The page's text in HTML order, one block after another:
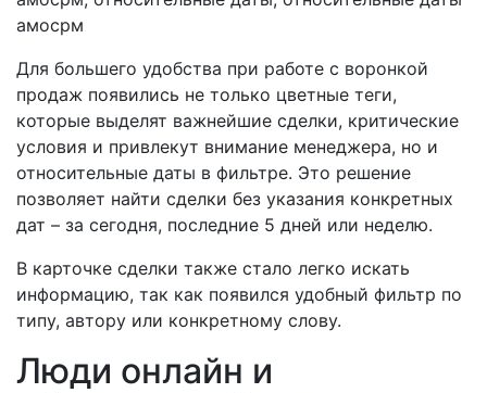
Для большего удобства при работе с воронкой
продаж появились не только цветные теги,
которые выделят важнейшие сделки, критические
условия и привлекут внимание менеджера, но и
относительные даты в фильтре. Это решение
позволяет найти сделки без указания конкретных
дат – за сегодня, последние 5 дней или неделю.
В карточке сделки также стало легко искать
информацию, так как появился удобный фильтр по
типу, автору или конкретному слову.
Люди онлайн и